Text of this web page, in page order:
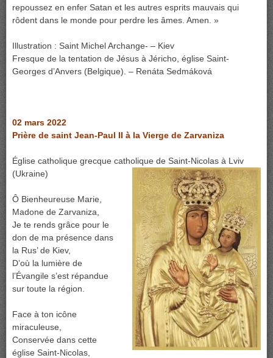
repoussez en enfer Satan et les autres esprits mauvais qui
rôdent dans le monde pour perdre les âmes. Amen. »
Illustration : Saint Michel Archange- – Kiev
Fresque de la tentation de Jésus à Jéricho, église Saint-
Georges d’Anvers (Belgique). – Renáta Sedmáková
02 mars 2022
Prière de saint Jean-Paul II à la Vierge de Zarvaniza
Église catholique grecque catholique de Saint-Nicolas à Lviv
(Ukraine)
Ô Bienheureuse Marie,
Madone de Zarvaniza,
Je te rends grâce pour le
don de ma présence dans
la Rus’ de Kiev,
D’où la lumière de
l’Évangile s’est répandue
sur toute la région.
Face à ton icône
miraculeuse,
Conservée dans cette
église Saint-Nicolas,